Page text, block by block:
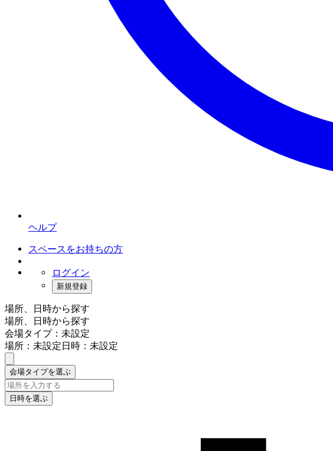
ヘルプ
スペースをお持ちの方
ログイン
新規登録
場所、日時から探す
場所、日時から探す
会場タイプ：未設定
場所：未設定日時：未設定
会場タイプを選ぶ
日時を選ぶ